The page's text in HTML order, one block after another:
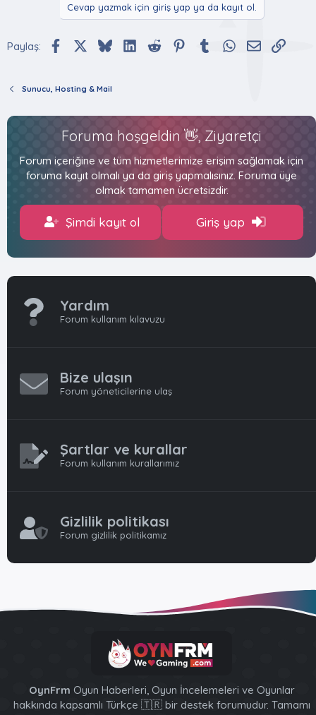
Cevap yazmak için giriş yap ya da kayıt ol.
Paylaş: FacebookX (Twitter)
BlueskyLinkedIn
Reddit Pinterest
TumblrWhatsApp
E-posta
Sunucu, Hosting & Mail
Foruma hoşgeldin 👋, Ziyaretçi
Forum içeriğine ve tüm hizmetlerimize erişim sağlamak için
foruma kayıt olmalı ya da giriş yapmalısınız. Foruma üye
olmak tamamen ücretsizdir.
Şimdi kayıt ol Giriş yap
Yardım
Forum kullanım kılavuzu
Bize ulaşın
Forum yöneticilerine ulaş
Şartlar ve kurallar
Forum kullanım kurallarımız
Gizlilik politikası
Forum gizlilik politikamız
OynFrm Oyun Haberleri, Oyun İncelemeleri ve Oyunlar
hakkında kapsamlı Türkçe 🇹🇷 bir destek forumudur. Tamamı